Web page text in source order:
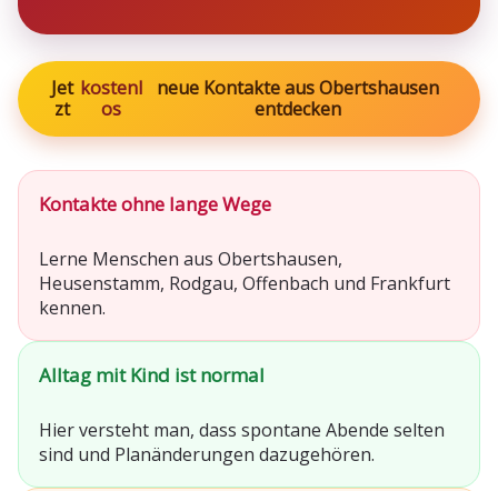
Jet
zt
kostenl
os
neue Kontakte aus Obertshausen
entdecken
Kontakte ohne lange Wege
Lerne Menschen aus Obertshausen,
Heusenstamm, Rodgau, Offenbach und Frankfurt
kennen.
Alltag mit Kind ist normal
Hier versteht man, dass spontane Abende selten
sind und Planänderungen dazugehören.